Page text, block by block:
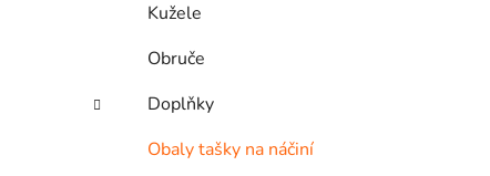
Kužele
Obruče
Doplňky
Obaly tašky na náčiní